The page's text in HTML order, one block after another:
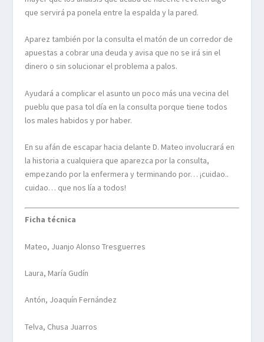
que servirá pa ponela entre la espalda y la pared.
Aparez también por la consulta el matón de un corredor de
apuestas a cobrar una deuda y avisa que no se irá sin el
dinero o sin solucionar el problema a palos.
Ayudará a complicar el asunto un poco más una vecina del
pueblu que pasa tol día en la consulta porque tiene todos
los males habidos y por haber.
En su afán de escapar hacia delante D. Mateo involucrará en
la historia a cualquiera que aparezca por la consulta,
empezando por la enfermera y terminando por… ¡cuidao..
cuidao… que nos lía a todos!
Ficha técnica
Mateo, Juanjo Alonso Tresguerres
Laura, María Gudín
Antón, Joaquín Fernández
Telva, Chusa Juarros